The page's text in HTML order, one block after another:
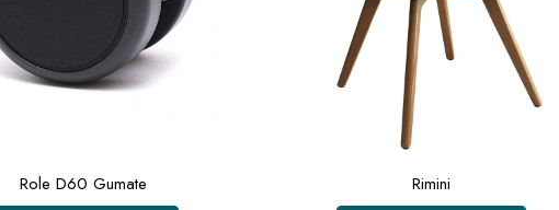
Role D60 Gumate Rimini